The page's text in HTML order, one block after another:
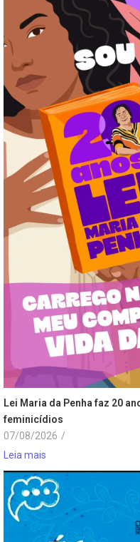
Lei Maria da Penha faz 20
feminicídios
07/08/2026 /
Leia mais